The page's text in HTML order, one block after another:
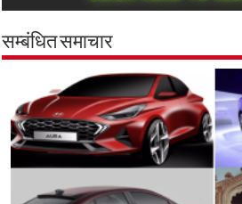
सम्बंधित समाचार